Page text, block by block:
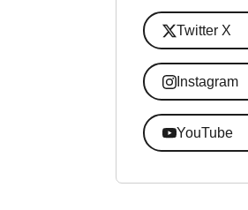
Twitter X
Instagram
YouTube